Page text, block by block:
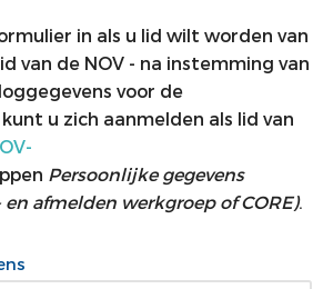
in als u lid wilt worden van
van de NOV - na instemming van
voor de
u zich aanmelden als lid van
Persoonlijke gegevens
afmelden werkgroep of CORE).